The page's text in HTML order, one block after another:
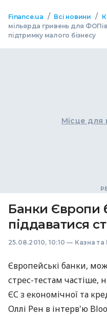
Finance.ua / Всі новини /
мільярда гривень для
підтримку малого бізнесу
Місце для
Банки Європи
піддаватися
25.08.2010, 10:10 — Казна та
Європейські банки,
стрес-тестам частіше,
ЄС з економічної та
Оллі Рен в інтерв'ю